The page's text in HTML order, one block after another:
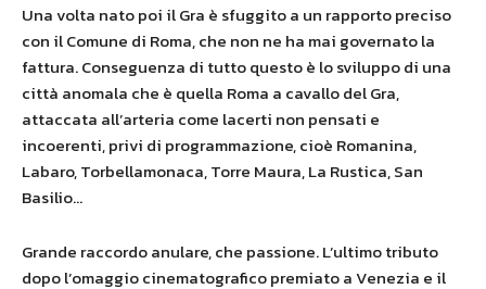
Una volta nato poi il Gra è sfuggito a un rapporto preciso
con il Comune di Roma, che non ne ha mai governato la
fattura. Conseguenza di tutto questo è lo sviluppo di una
città anomala che è quella Roma a cavallo del Gra,
attaccata all’arteria come lacerti non pensati e
incoerenti, privi di programmazione, cioè Romanina,
Labaro, Torbellamonaca, Torre Maura, La Rustica, San
Basilio…
Grande raccordo anulare, che passione. L’ultimo tributo
dopo l’omaggio cinematografico premiato a Venezia e il